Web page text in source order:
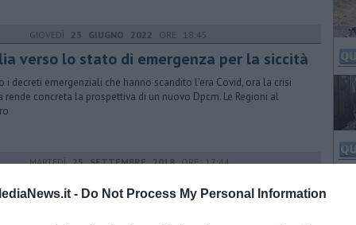
- Do Not Process My Personal Information
GIOVEDÌ 23 GIUGNO 2022 ORE 18:45
verso lo stato di emergenza per la siccità
i decreti emergenziali che hanno scandito l'era Covid, ora la crisi
rende concreta la prospettiva di un nuovo Dpcm. Le Regioni al
MARTEDÌ25 SETTEMBRE 2018ORE 17:44
Centinaio sui luoghi del rogo